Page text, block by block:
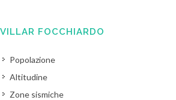
VILLAR FOCCHIARDO
Popolazione
Altitudine
Zone sismiche